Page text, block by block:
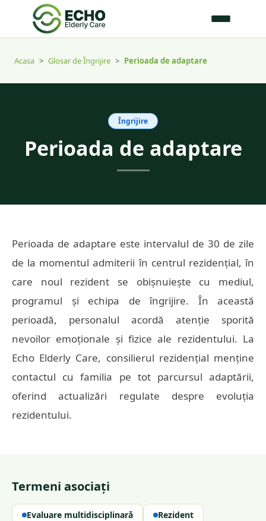
Acasa > Glosar de Îngrijire > Perioada de adaptare
Îngrijire
Perioada de adaptare
Perioada de adaptare este intervalul de 30 de zile
de la momentul admiterii în centrul rezidențial, în
care noul rezident se obișnuiește cu mediul,
programul și echipa de îngrijire. În această
perioadă, personalul acordă atenție sporită
nevoilor emoționale și fizice ale rezidentului. La
Echo Elderly Care, consilierul rezidențial menține
contactul cu familia pe tot parcursul adaptării,
oferind actualizări regulate despre evoluția
rezidentului.
Termeni asociați
Evaluare multidisciplinară
Rezident